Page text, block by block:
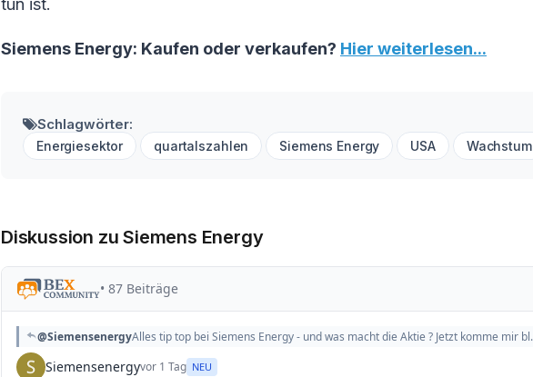
Siemens Energy: Kaufen oder verkaufen? Hier weiterlesen...
Schlagwörter:
Energiesektor quartalszahlen Siemens Energy USA Wachstum
Diskussion zu Siemens Energy